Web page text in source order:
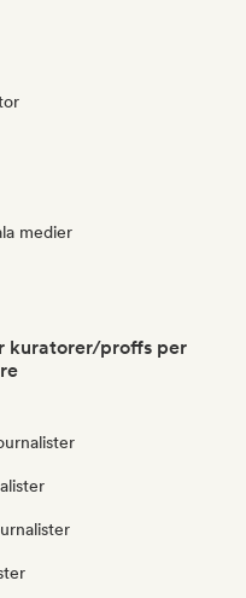
medier
kuratorer/proffs per